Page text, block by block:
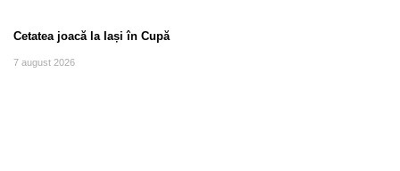
Cetatea joacă la Iași în Cupă
7 august 2026